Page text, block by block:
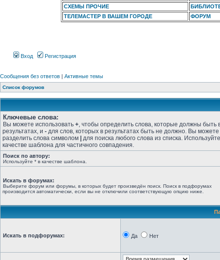
СХЕМЫ ПРОЧИЕ
ТЕЛЕМАСТЕР В ВАШЕМ ГОРОДЕ
ФОРУМ
Вход Регистрация
Сообщения без ответов | Активные темы
Список форумов
Ключевые слова:
Вы можете использовать +, чтобы определить слова, которые должны быть
результатах, и - для слов, которых в результатах быть не должно. Вы можете
разделить слова символом
для поиска любого слова из списка.
качестве шаблона для частичного совпадения.
Поиск по автору:
Используйте * в качестве шаблона.
Искать в форумах:
Выберите форум или форумы, в которых будет произведён поиск. Поиск в подфорумах
производится автоматически, если вы не отключили соответствующую опцию ниже.
Искать в подфорумах: Да Нет